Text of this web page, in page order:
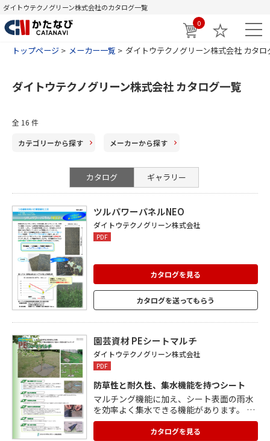
ダイトウテクノグリーン株式会社のカタログ一覧
0
トップページ メーカー一覧 ダイトウテクノグリーン株式会社 カタロ
ダイトウテクノグリーン株式会社 カタログ一覧
全 16 件
カテゴリーから探す メーカーから探す
カタログ ギャラリー
ツルパワーパネルNEO
ダイトウテクノグリーン株式会社
PDF
カタログを見る
カタログを送ってもらう
園芸資材 PEシートマルチ
ダイトウテクノグリーン株式会社
PDF
防草性と耐久性、集水機能を持つシート
マルチング機能に加え、シート表面の雨水
を効率よく集水できる機能があります。 そ
のため保水性が乏しい植栽地でも、施工後
の灌水を効率よく行えます。 素材は両面ポ
カタログを見る